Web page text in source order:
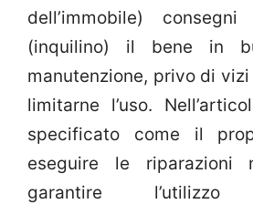
dell’immobile)
(inquilino) il bene in
manutenzione, privo di
limitarne l’uso.
specificato come il
eseguire le riparazioni
garantire l’utilizzo